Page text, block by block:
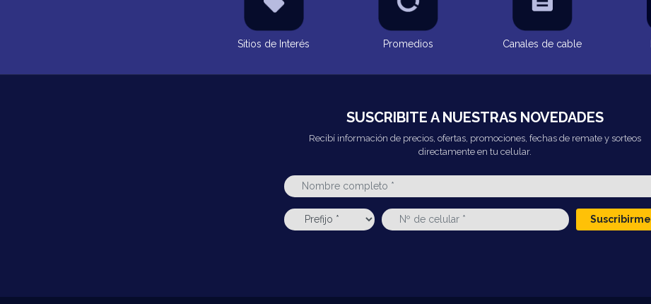
Sitios de Interés Promedios Canales de cable
SUSCRIBITE A NUESTRAS NOVEDADES
Recibí información de precios, ofertas, promociones, fechas de remate y sorteos
directamente en tu celular.
Suscribirme